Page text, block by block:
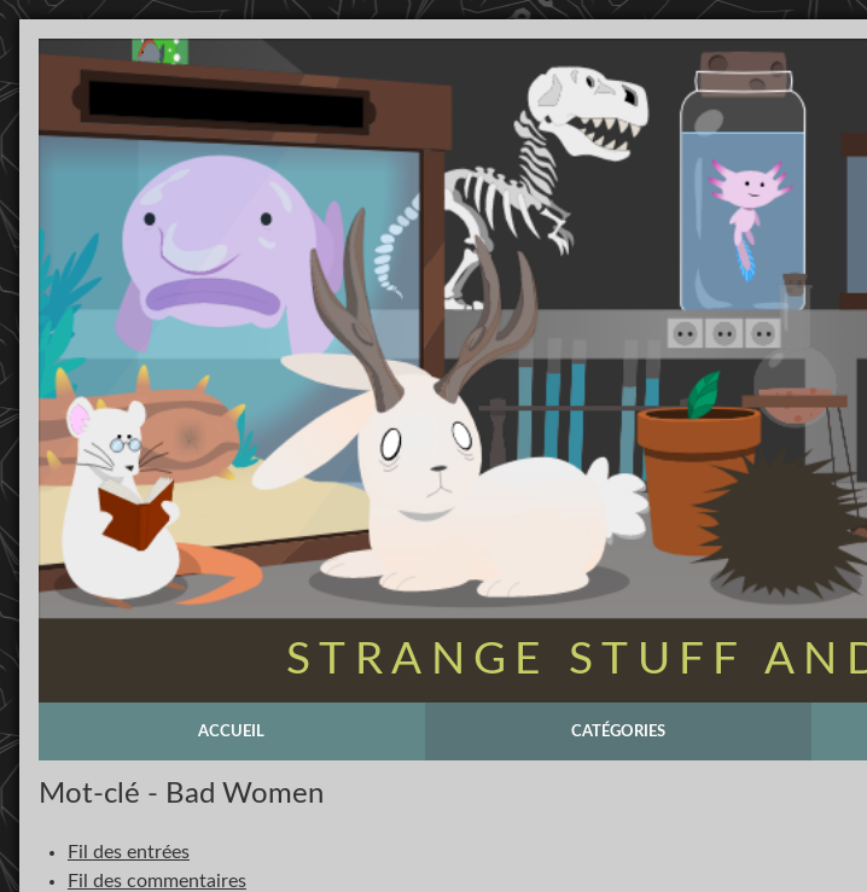
STRANGE STUFF
ACCUEIL CATÉGORIES
Mot-clé - Bad Women
Fil des entrées
Fil des commentaires